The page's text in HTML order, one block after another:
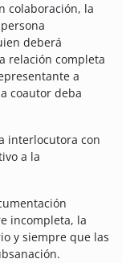
colaboración, la
deberá
relación completa
a
coautor deba
interlocutora con
a la
incompleta, la
y siempre que las